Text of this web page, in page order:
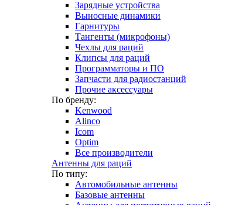
Зарядные устройства
Выносные динамики
Гарнитуры
Тангенты (микрофоны)
Чехлы для раций
Клипсы для раций
Программаторы и ПО
Запчасти для радиостанций
Прочие аксессуары
По бренду:
Kenwood
Alinco
Icom
Optim
Все производители
Антенны для раций
По типу:
Автомобильные антенны
Базовые антенны